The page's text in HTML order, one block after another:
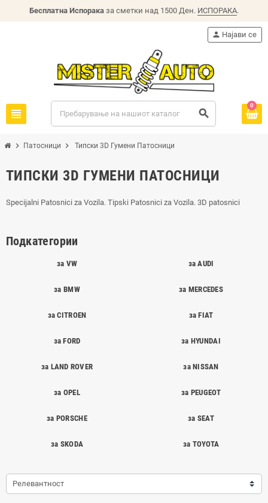
Бесплатна Испорака за сметки над 1500 Ден. ИСПОРАКА.
view_headline search
person Најави се
0
chevron_right Патосници chevron_right Типски 3D Гумени Патосници
ТИПСКИ 3D ГУМЕНИ ПАТОСНИЦИ
Specijalni Patosnici za Vozila. Tipski Patosnici za Vozila. 3D patosnici
Подкатегории
за VW за AUDI
за BMW за MERCEDES
за CITROEN за FIAT
за FORD за HYUNDAI
за LAND ROVER за NISSAN
за OPEL за PEUGEOT
за PORSCHE за SEAT
за SKODA за TOYOTA
Релевантност